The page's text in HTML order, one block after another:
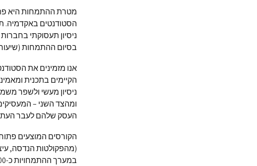
מטרת ההתמחות היא
הסטודנטים באקדמיה.
ניסיון תעסוקתי
בסיום ההתמחות (שיעור
אנו מזמינים את
ניסיון מעשי ולשפר
ומהצד השני –
העסק שלהם לעבר